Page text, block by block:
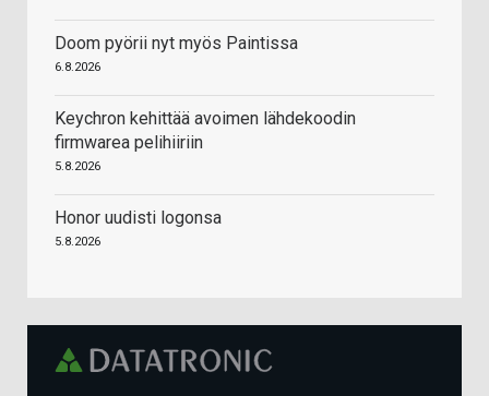
Doom pyörii nyt myös Paintissa
6.8.2026
Keychron kehittää avoimen lähdekoodin
firmwarea pelihiiriin
5.8.2026
Honor uudisti logonsa
5.8.2026